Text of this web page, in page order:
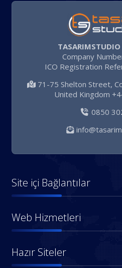
Company
ICO Registration
71-75 Shelton Street,
United Kingdom
0850
Site içi Bağlantılar
Web Hizmetleri
Hazır Siteler